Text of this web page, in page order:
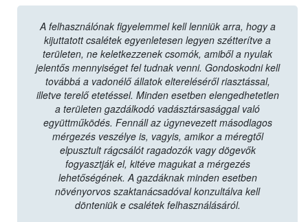
A felhasználónak figyelemmel kell lenniük arra, hogy a
kijuttatott csalétek egyenletesen legyen szétterítve a
területen, ne keletkezzenek csomók, amiből a nyulak
jelentős mennyiséget fel tudnak venni. Gondoskodni kell
továbbá a vadonélő állatok eltereléséről riasztással,
illetve terelő etetéssel. Minden esetben elengedhetetlen
a területen gazdálkodó vadásztársasággal való
együttműködés. Fennáll az úgynevezett másodlagos
mérgezés veszélye is, vagyis, amikor a méregtől
elpusztult rágcsálót ragadozók vagy dögevők
fogyasztják el, kitéve magukat a mérgezés
lehetőségének. A gazdáknak minden esetben
növényorvos szaktanácsadóval konzultálva kell
dönteniük e csalétek felhasználásáról.